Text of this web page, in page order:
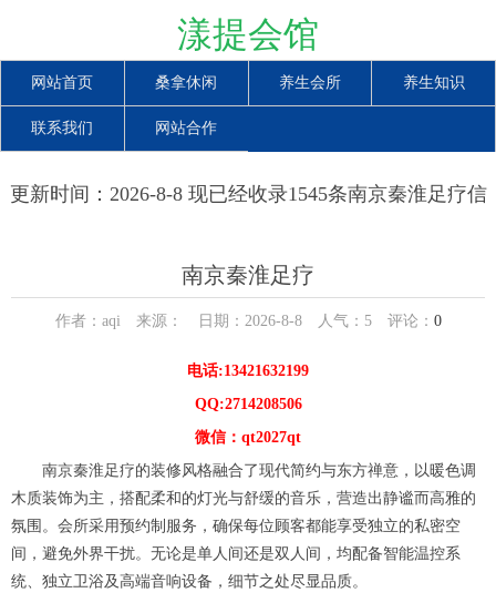
漾提会馆
网站首页 桑拿休闲 养生会所 养生知识
联系我们 网站合作
更新时间：2026-8-8 现已经收录1545条南京秦淮足疗信
南京秦淮足疗
作者：aqi 来源： 日期：2026-8-8 人气： 5评论： 0
电话:13421632199
QQ:2714208506
微信：qt2027qt
南京秦淮足疗的装修风格融合了现代简约与东方禅意，以暖色调
木质装饰为主，搭配柔和的灯光与舒缓的音乐，营造出静谧而高雅的
氛围。会所采用预约制服务，确保每位顾客都能享受独立的私密空
间，避免外界干扰。无论是单人间还是双人间，均配备智能温控系
统、独立卫浴及高端音响设备，细节之处尽显品质。